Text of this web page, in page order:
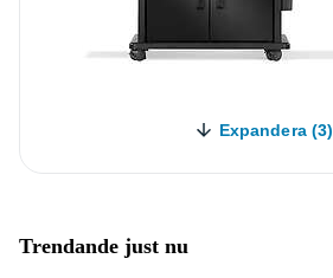
Expandera (3)
Trendande just nu